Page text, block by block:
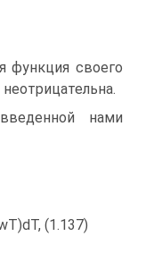
функция своего
нами
(1.137)